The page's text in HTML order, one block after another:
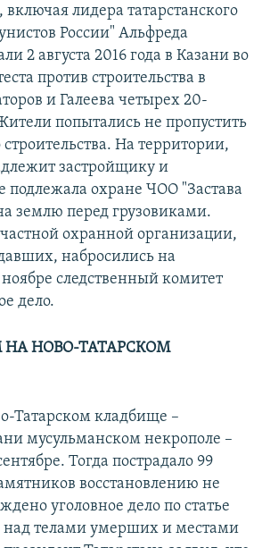
лидера татарстанского
России" Альфреда
2 августа 2016 года в Казани во
против строительства в
и Галеева четырех 20-
попытались не пропустить
На территории,
застройщику и
подлежала охране ЧОО "Застава
землю перед грузовиками.
охранной организации,
набросились на
следственный комитет
дело.
НОВО-ТАТАРСКОМ
Татарском кладбище –
мусульманском некрополе –
Тогда пострадало 99
восстановлению не
уголовное дело по статье
над телами умерших и местами